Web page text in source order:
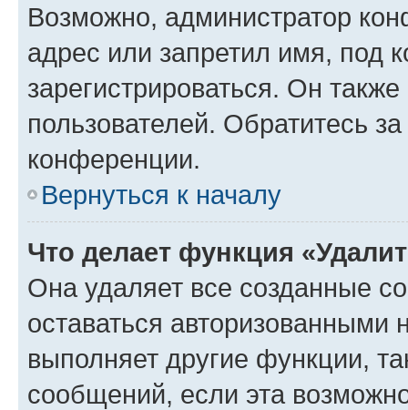
Возможно, администратор
адрес или запретил имя, под
зарегистрироваться. Он
пользователей. Обратитесь
конференции.
Вернуться к началу
Что делает функция
Она удаляет все созданные
оставаться авторизованными
выполняет другие функции,
сообщений, если эта